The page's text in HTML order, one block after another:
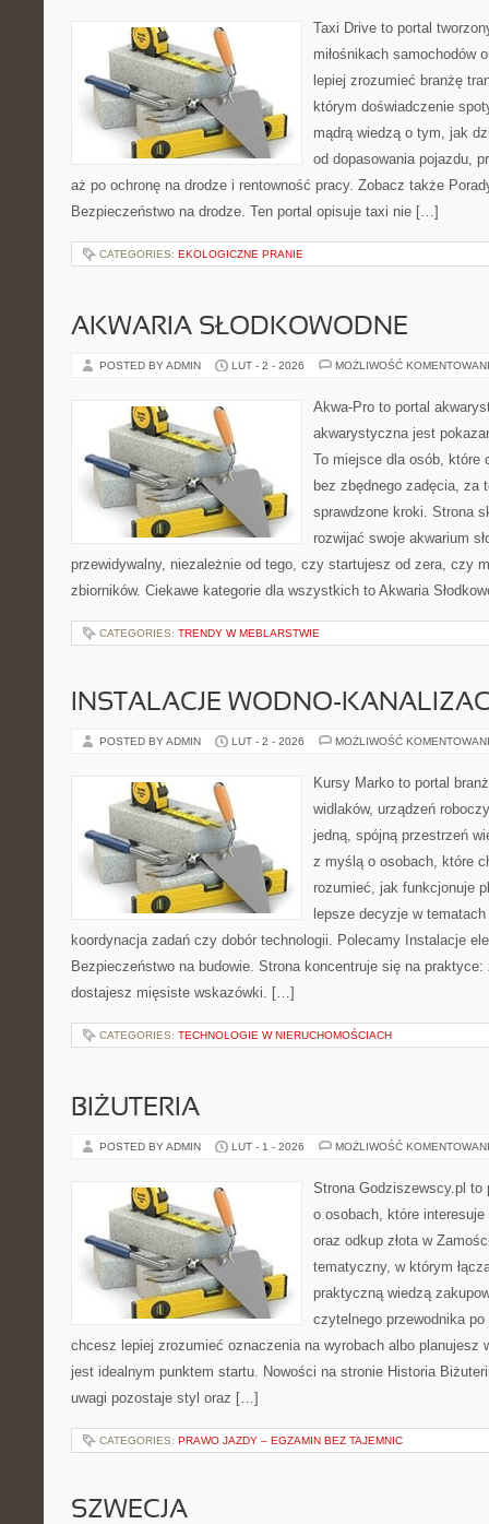
Taxi Drive to portal
miłośnikach samochodów
lepiej zrozumieć branżę
którym doświadczenie
mądrą wiedzą o tym, jak
od dopasowania pojazdu,
aż po ochronę na drodze i rentowność pracy. Zobacz także
Bezpieczeństwo na drodze. Ten portal opisuje taxi nie […]
CATEGORIES: EKOLOGICZNE PRANIE
AKWARIA SŁODKOWODNE
POSTED BY ADMIN LUT - 2 - 2026 MOŻLIWOŚĆ
Akwa-Pro to portal
akwarystyczna jest
To miejsce dla osób, które
bez zbędnego zadęcia, za
sprawdzone kroki. Strona
rozwijać swoje akwarium
przewidywalny, niezależnie od tego, czy startujesz od zera, czy
zbiorników. Ciekawe kategorie dla wszystkich to Akwaria
CATEGORIES: TRENDY W MEBLARSTWIE
INSTALACJE WODNO-
POSTED BY ADMIN LUT - 2 - 2026 MOŻLIWOŚĆ
Kursy Marko to portal
widlaków, urządzeń
jedną, spójną przestrzeń
z myślą o osobach, które
rozumieć, jak funkcjonuje
lepsze decyzje w
koordynacja zadań czy dobór technologii. Polecamy Instalacje
Bezpieczeństwo na budowie. Strona koncentruje się na praktyce:
dostajesz mięsiste wskazówki. […]
CATEGORIES: TECHNOLOGIE W NIERUCHOMOŚCIACH
BIŻUTERIA
POSTED BY ADMIN LUT - 1 - 2026 MOŻLIWOŚĆ
Strona Godziszewscy.pl
o osobach, które
oraz odkup złota w
tematyczny, w którym
praktyczną wiedzą
czytelnego przewodnika
chcesz lepiej zrozumieć oznaczenia na wyrobach albo planujesz
jest idealnym punktem startu. Nowości na stronie Historia
uwagi pozostaje styl oraz […]
CATEGORIES: PRAWO JAZDY – EGZAMIN BEZ TAJEMNIC
SZWECJA